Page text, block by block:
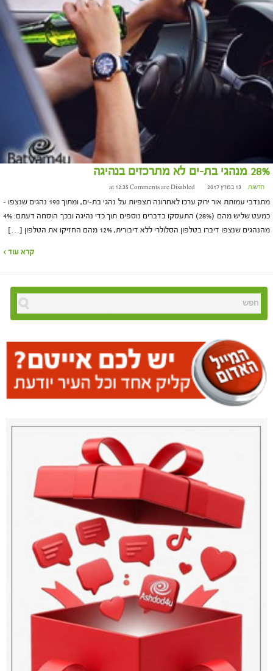
28% מנהגי בת-ים לא מתרכזים בנהיגה
חדשות 13 במרץ 2017 at 12:35 Comments are Disabled
מתנדבי עמותת אור ירוק ערכו לאחרונה תצפיות על נהגי בת-ים, ומתוך 190 נהגים שנצפו –
כמעט שליש מהם (28%) התעסקו בדברים נוספים תוך כדי נהיגה ובכך הוסחה דעתם: 4%
מהנהגים שנצפו דיברו בטלפון הסלולרי ללא דיבורית, 12% מהם החזיקו את הטלפון […]
קרא עוד ›